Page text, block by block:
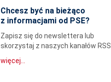
Chcesz być na bieżąco
z informacjami od PSE?
Zapisz się do newslettera lub
skorzystaj z naszych kanałów RSS.
więcej...